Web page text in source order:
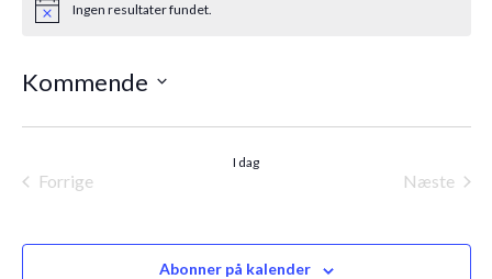
NoticeIngen resultater fundet.
Kommende
Vælg
Forrige
I dag
Næste
Abonner på kalender